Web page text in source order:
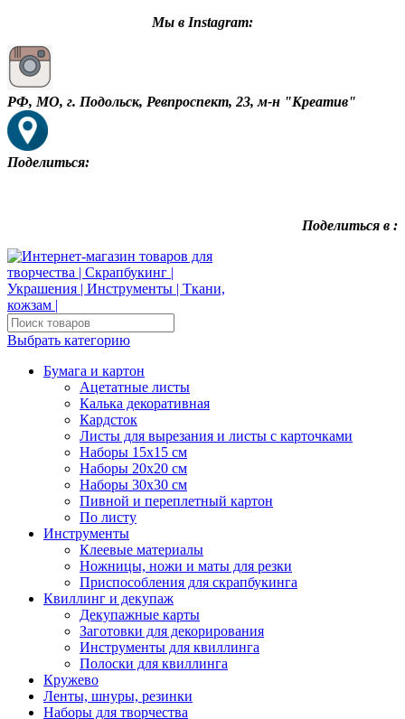
Мы в Instagram:
РФ, МО, г. Подольск, Ревпроспект, 23, м-н "Креатив"
Поделиться:
Поделиться в :
Выбрать категорию
Бумага и картон
Ацетатные листы
Калька декоративная
Кардсток
Листы для вырезания и листы с карточками
Наборы 15х15 см
Наборы 20х20 см
Наборы 30х30 см
Пивной и переплетный картон
По листу
Инструменты
Клеевые материалы
Ножницы, ножи и маты для резки
Приспособления для скрапбукинга
Квиллинг и декупаж
Декупажные карты
Заготовки для декорирования
Инструменты для квиллинга
Полоски для квиллинга
Кружево
Ленты, шнуры, резинки
Наборы для творчества